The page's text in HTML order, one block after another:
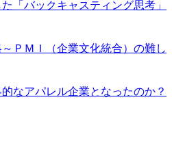
「バックキャスティング思考」
ＰＭＩ（企業文化統合）の難し
なアパレル企業となったのか？